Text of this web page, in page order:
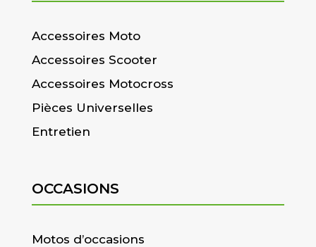
Accessoires Moto
Accessoires Scooter
Accessoires Motocross
Pièces Universelles
Entretien
OCCASIONS
Motos d’occasions